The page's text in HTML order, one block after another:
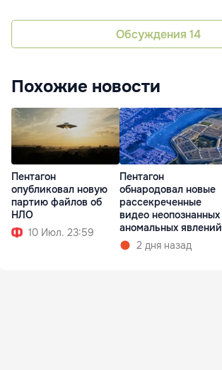
Обсуждения 14
Похожие новости
Пентагон
опубликовал новую
партию файлов об
НЛО
10 Июл. 23:59
Пентагон
обнародовал новые
рассекреченные
видео неопознанных
аномальных явлений
2 дня назад